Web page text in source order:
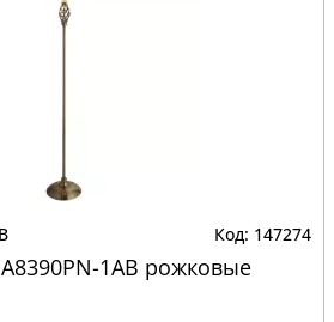
147274
1AB рожковые